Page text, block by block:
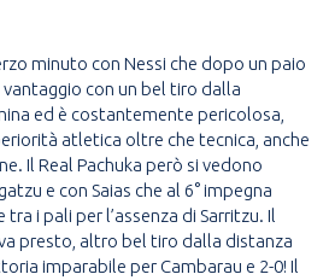
minuto con Nessi che dopo un paio
con un bel tiro dalla
ed è costantemente pericolosa,
atletica oltre che tecnica, anche
Il Real Pachuka però si vedono
e con Saias che al 6° impegna
i pali per l’assenza di Sarritzu. Il
presto, altro bel tiro dalla distanza
imparabile per Cambarau e 2-0! Il